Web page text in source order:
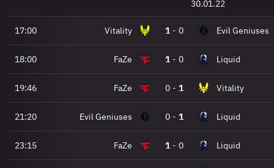
30.01.22
17:00 Vitality 1 - 0 Evil Geniuses
18:00 FaZe 1 - 0 Liquid
19:46 FaZe 0 - 1 Vitality
21:20 Evil Geniuses 0 - 1 Liquid
23:15 FaZe 1 - 0 Liquid